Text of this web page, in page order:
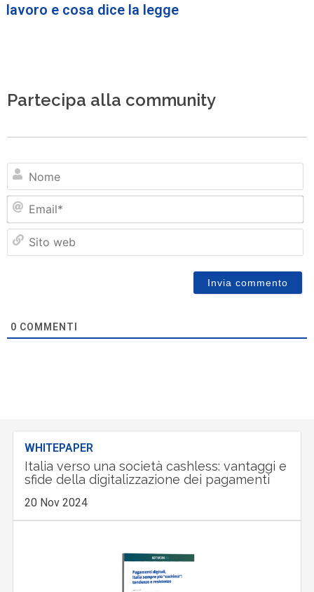
lavoro e cosa dice la legge
Partecipa alla community
0 COMMENTI
WHITEPAPER
Italia verso una società cashless: vantaggi e
sfide della digitalizzazione dei pagamenti
20 Nov 2024